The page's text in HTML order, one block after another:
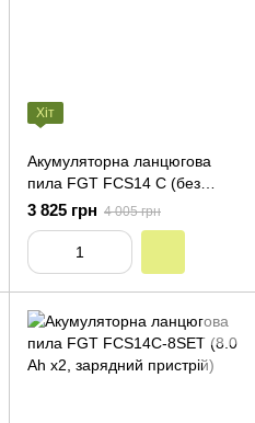
Хіт
Акумуляторна ланцюгова
пила FGT FCS14 C (без
акумуляторів та зарядного
пристрою)
3 825 грн 4 005 грн